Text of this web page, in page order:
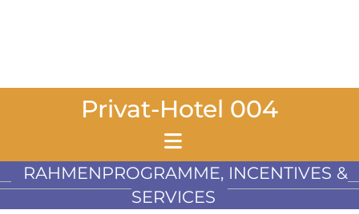
Privat-Hotel 004
RAHMENPROGRAMME, INCENTIVES &
SERVICES